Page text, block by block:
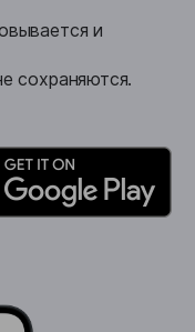
и
сохраняются.